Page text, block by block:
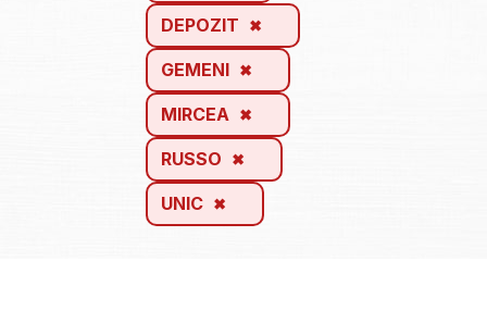
DEPOZIT
GEMENI
MIRCEA
RUSSO
UNIC